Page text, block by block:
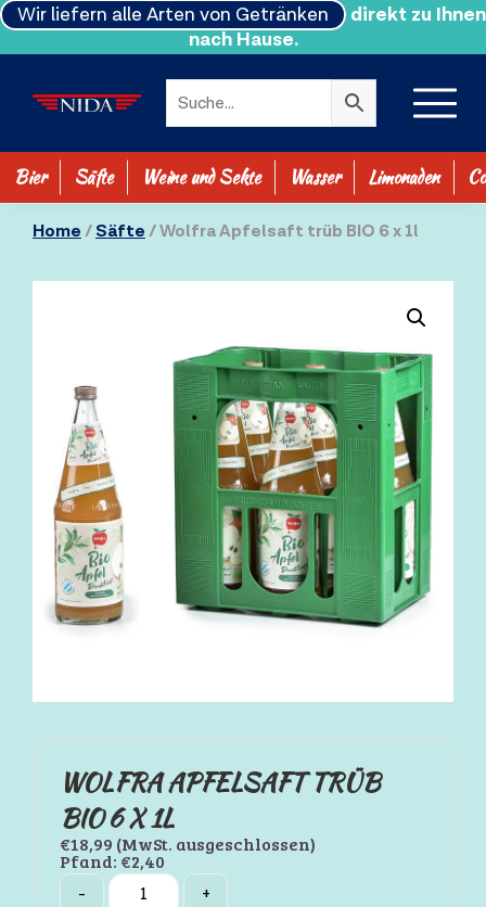
Wir liefern alle Arten von Getränken
direkt zu Ihnen
nach Hause.
SHOP ALLE
Bier Säfte Weine und Sekte Wasser Limonaden
Home/Säfte/ Wolfra Apfelsaft trüb BIO 6 x 1l
WOLFRA APFELSAFT TRÜB
BIO 6 X 1L
€18,99 (MwSt. ausgeschlossen)
Pfand:€2,40
Quantity
- +